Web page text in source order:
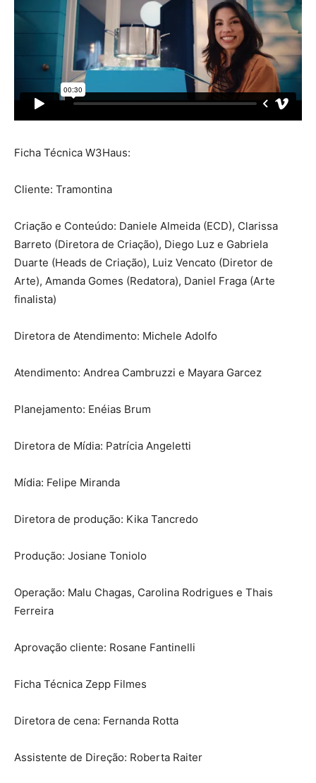
Ficha Técnica W3Haus:
Cliente: Tramontina
Criação e Conteúdo: Daniele Almeida (ECD), Clarissa
Barreto (Diretora de Criação), Diego Luz e Gabriela
Duarte (Heads de Criação), Luiz Vencato (Diretor de
Arte), Amanda Gomes (Redatora), Daniel Fraga (Arte
finalista)
Diretora de Atendimento: Michele Adolfo
Atendimento: Andrea Cambruzzi e Mayara Garcez
Planejamento: Enéias Brum
Diretora de Mídia: Patrícia Angeletti
Mídia: Felipe Miranda
Diretora de produção: Kika Tancredo
Produção: Josiane Toniolo
Operação: Malu Chagas, Carolina Rodrigues e Thais
Ferreira
Aprovação cliente: Rosane Fantinelli
Ficha Técnica Zepp Filmes
Diretora de cena: Fernanda Rotta
Assistente de Direção: Roberta Raiter